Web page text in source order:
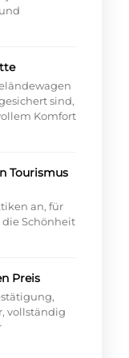
sind,
Komfort
Tourismus
an, für
die Schönheit
Preis
vollständig